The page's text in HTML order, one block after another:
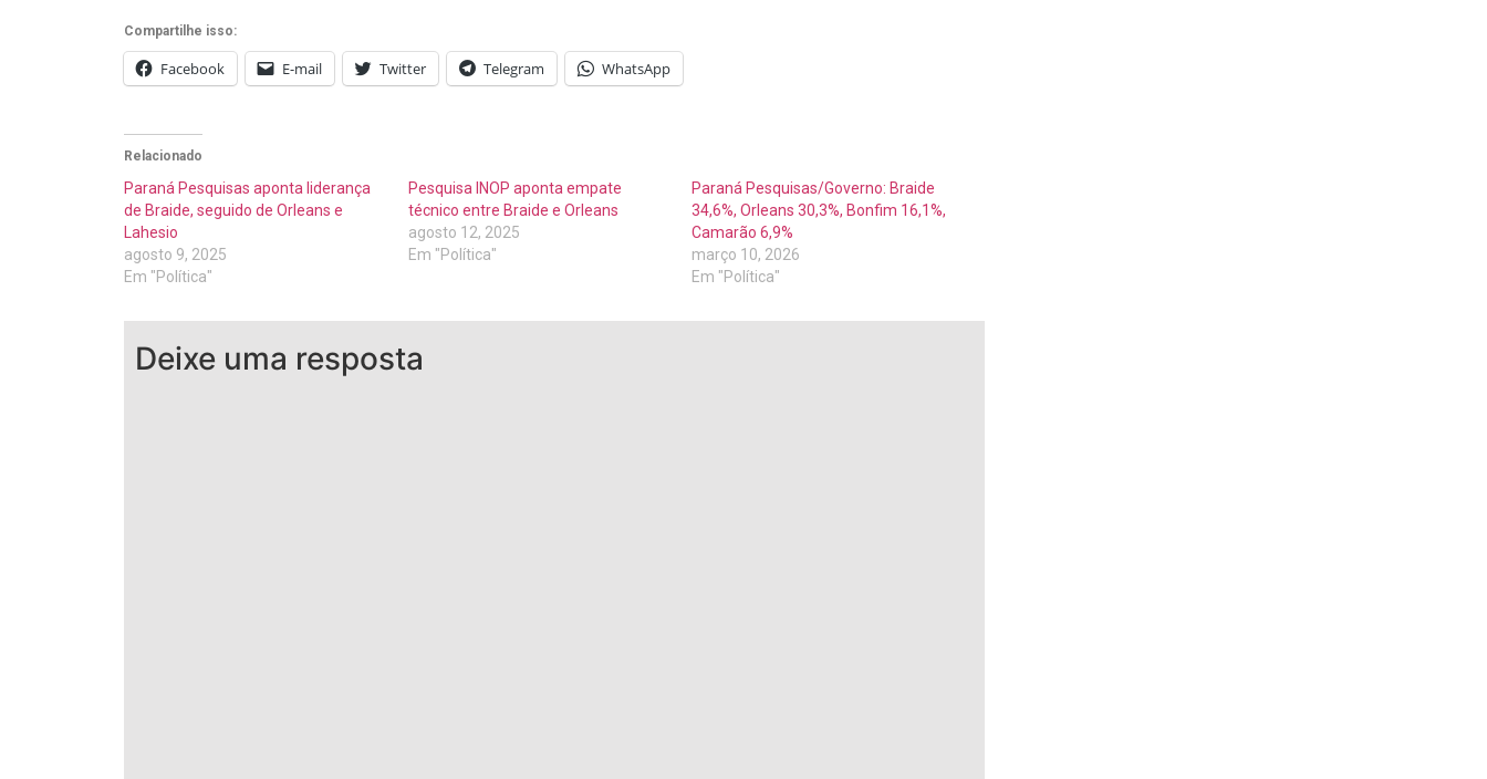
Compartilhe isso:
Facebook E-mail Twitter Telegram WhatsApp
Relacionado
Paraná Pesquisas aponta liderança
de Braide, seguido de Orleans e
Lahesio
agosto 9, 2025
Em "Política"
Pesquisa INOP aponta empate
técnico entre Braide e Orleans
agosto 12, 2025
Em "Política"
Paraná Pesquisas/Governo: Braide
34,6%, Orleans 30,3%, Bonfim 16,1%,
Camarão 6,9%
março 10, 2026
Em "Política"
Deixe uma resposta